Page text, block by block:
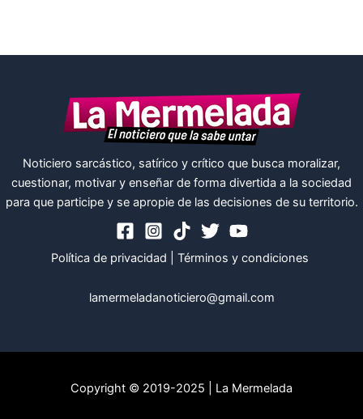
Noticiero sarcástico, satírico y crítico que busca moralizar,
cuestionar, motivar y enseñar de forma divertida a la sociedad
para que participe y se apropie de las decisiones de su territorio.
Política de privacidad Términos y condiciones
lamermeladanoticiero@gmail.com
Copyright © 2019-2025 | La Mermelada